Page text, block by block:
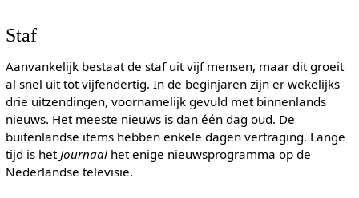
Staf
Aanvankelijk bestaat de staf uit vijf mensen, maar dit groeit
al snel uit tot vijfendertig. In de beginjaren zijn er wekelijks
drie uitzendingen, voornamelijk gevuld met binnenlands
nieuws. Het meeste nieuws is dan één dag oud. De
buitenlandse items hebben enkele dagen vertraging. Lange
tijd is hetJournaalhet enige nieuwsprogramma op de
Nederlandse televisie.